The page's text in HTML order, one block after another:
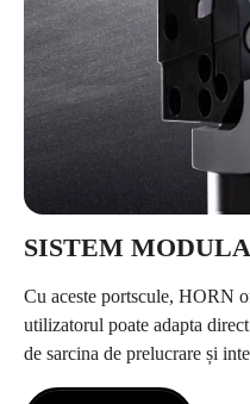
SISTEM
Cu aceste portscule, HORN
utilizatorul poate adapta
de sarcina de prelucrare și